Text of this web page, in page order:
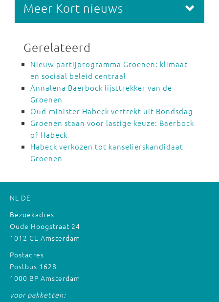
Meer Kort nieuws
Gerelateerd
Nieuw partijprogramma Groenen: klimaat
en sociaal beleid centraal
Annalena Baerbock lijsttrekker van de
Groenen
Oud-minister Habeck vertrekt uit Bondsdag
Groenen staan voor lastige keuze: Baerbock
of Habeck
Habeck verkozen tot kanselierskandidaat
Groenen
NL DE
Bezoekadres
Oude Hoogstraat 24
1012 CE Amsterdam
Postadres
Postbus 1628
1000 BP Amsterdam
voor pakketten: